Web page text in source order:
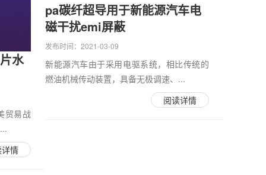
水
贸易战
情
pa碳纤超导用于新能源汽车电
磁干扰emi屏蔽
发布时间：2021-03-09
新能源汽车由于采用电驱系统，相比传统的
燃油机械传动装置，具备无极调速、...
阅读详情